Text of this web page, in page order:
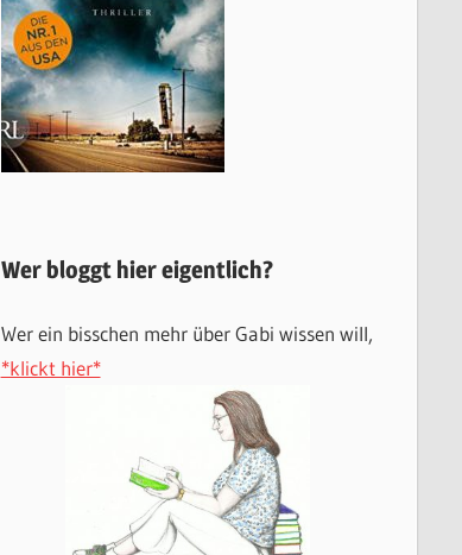
Wer bloggt hier eigentlich?
Wer ein bisschen mehr über Gabi wissen will,
*klickt hier*